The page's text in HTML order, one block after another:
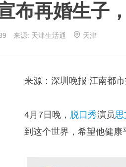
布再婚生子
来源: 天津生活通 天津
来源：深圳晚报 江南都
4月7日晚， 脱口秀演员思
到这个世界，希望他健康